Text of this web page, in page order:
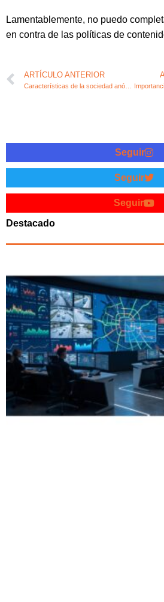
Lamentablemente, no puedo
en contra de las políticas de
ARTÍCULO ANTERIOR
Seguir
Seguir
Seguir
Destacado